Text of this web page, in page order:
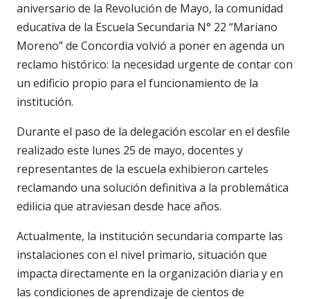
aniversario de la Revolución de Mayo, la comunidad
educativa de la Escuela Secundaria N° 22 “Mariano
Moreno” de Concordia volvió a poner en agenda un
reclamo histórico: la necesidad urgente de contar con
un edificio propio para el funcionamiento de la
institución.
Durante el paso de la delegación escolar en el desfile
realizado este lunes 25 de mayo, docentes y
representantes de la escuela exhibieron carteles
reclamando una solución definitiva a la problemática
edilicia que atraviesan desde hace años.
Actualmente, la institución secundaria comparte las
instalaciones con el nivel primario, situación que
impacta directamente en la organización diaria y en
las condiciones de aprendizaje de cientos de